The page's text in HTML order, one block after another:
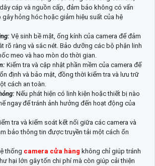
cáp và nguồn cấp, đảm bảo không có vấn
gây hỏng hóc hoặc giảm hiệu suất của hệ
Vệ sinh bề mặt, ống kính của camera để đảm
rõ ràng và sắc nét. Bảo dưỡng các bộ phận linh
meo và hao mòn do thời gian.
Kiểm tra và cập nhật phần mềm của camera để
định và bảo mật, đồng thời kiểm tra và lưu trữ
cách an toàn.
Nếu phát hiện có linh kiện hoặc thiết bị nào
ngay để tránh ảnh hưởng đến hoạt động của
tra và kiểm soát kết nối giữa các camera và
bảo thông tin được truyền tải một cách ổn
thống camera cửa hàng không chỉ giúp tránh
hại lớn gây tốn chi phí mà còn giúp cải thiện